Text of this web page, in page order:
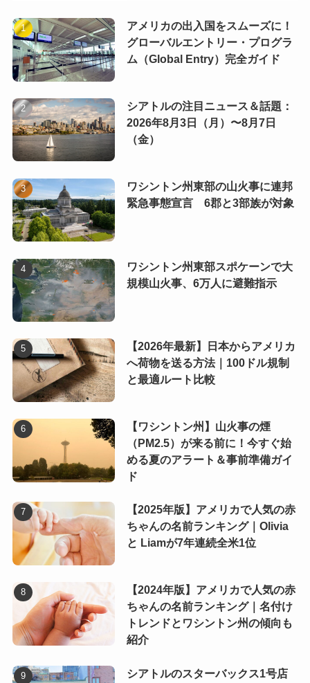
アメリカの出入国をスムーズに！
グローバルエントリー・プログラ
ム（Global Entry）完全ガイド
シアトルの注目ニュース＆話題：
2026年8月3日（月）〜8月7日
（金）
ワシントン州東部の山火事に連邦
緊急事態宣言 6郡と3部族が対象
ワシントン州東部スポケーンで大
規模山火事、6万人に避難指示
【2026年最新】日本からアメリカ
へ荷物を送る方法｜100ドル規制
と最適ルート比較
【ワシントン州】山火事の煙
（PM2.5）が来る前に！今すぐ始
める夏のアラート＆事前準備ガイ
ド
【2025年版】アメリカで人気の赤
ちゃんの名前ランキング｜Olivia
と Liamが7年連続全米1位
【2024年版】アメリカで人気の赤
ちゃんの名前ランキング｜名付け
トレンドとワシントン州の傾向も
紹介
シアトルのスターバックス1号店